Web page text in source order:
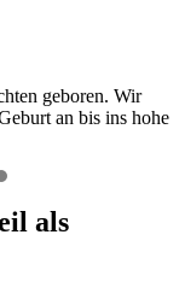
geboren. Wir
an bis ins hohe
als